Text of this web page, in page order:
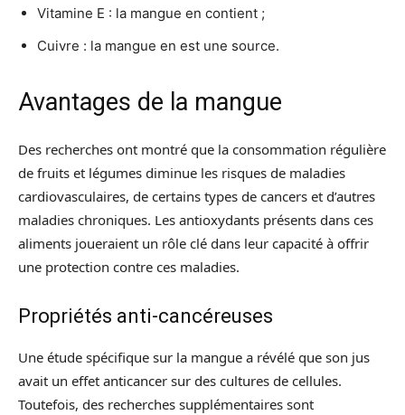
Vitamine E : la mangue en contient ;
Cuivre : la mangue en est une source.
Avantages de la mangue
Des recherches ont montré que la consommation régulière
de fruits et légumes diminue les risques de maladies
cardiovasculaires, de certains types de cancers et d’autres
maladies chroniques. Les antioxydants présents dans ces
aliments joueraient un rôle clé dans leur capacité à offrir
une protection contre ces maladies.
Propriétés anti-cancéreuses
Une étude spécifique sur la mangue a révélé que son jus
avait un effet anticancer sur des cultures de cellules.
Toutefois, des recherches supplémentaires sont